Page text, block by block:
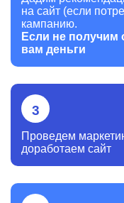
на сайт (если
кампанию.
Если не получим
вам деньги
Проведем
доработаем сайт